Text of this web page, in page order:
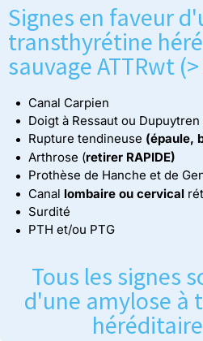
Signes en faveur
transthyrétine
sauvage ATTRwt
Canal Carpien
Doigt à Ressaut ou Dupuytren
Rupture tendineuse (épaule,
Arthrose (retirer RAPIDE)
Prothèse de Hanche et de
Canal lombaire ou cervical
Surdité
PTH et/ou PTG
Tous les signes
d'une amylose à